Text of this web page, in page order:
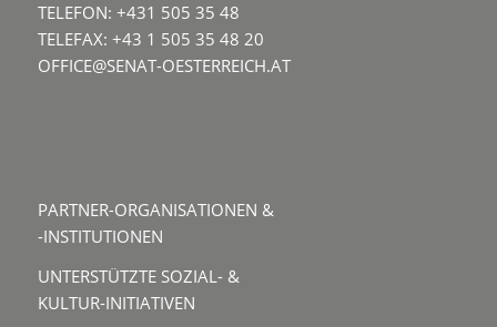
TELEFON: +431 505 35 48
TELEFAX: +43 1 505 35 48 20
OFFICE@SENAT-OESTERREICH.AT
PARTNER-ORGANISATIONEN &
-INSTITUTIONEN
UNTERSTÜTZTE SOZIAL- &
KULTUR-INITIATIVEN